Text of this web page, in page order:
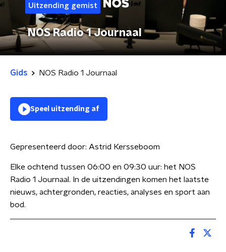
Uitzending gemist
NOS Radio 1 Journaal
Gids NOS Radio 1 Journaal
Speel uitzending af
Gepresenteerd door: Astrid Kersseboom
Elke ochtend tussen 06:00 en 09:30 uur: het NOS
Radio 1 Journaal. In de uitzendingen komen het laatste
nieuws, achtergronden, reacties, analyses en sport aan
bod.